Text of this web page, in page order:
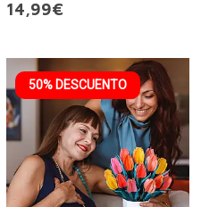
14,99€
50% DESCUENTO